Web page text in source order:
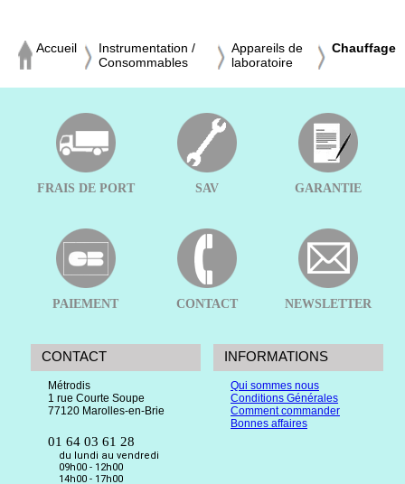
Accueil
Instrumentation /
Consommables
Appareils de
laboratoire
Chauffage
FRAIS DE PORT SAV GARANTIE
PAIEMENT CONTACT NEWSLETTER
CONTACT
Métrodis
1 rue Courte Soupe
77120 Marolles-en-Brie
01 64 03 61 28
du lundi au vendredi
09h00 - 12h00
14h00 - 17h00
INFORMATIONS
Qui sommes nous
Conditions Générales
Comment commander
Bonnes affaires